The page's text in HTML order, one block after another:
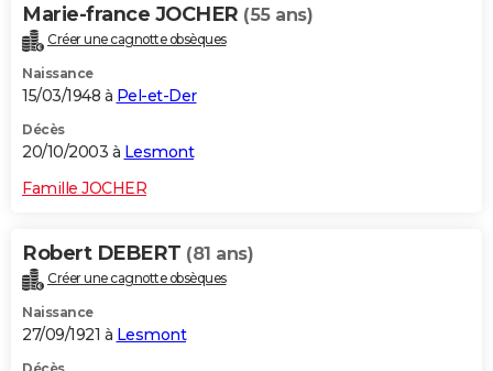
Marie-france JOCHER (55 ans)
Créer une cagnotte obsèques
Naissance
15/03/1948 à Pel-et-Der
Décès
20/10/2003 à Lesmont
Famille JOCHER
Robert DEBERT (81 ans)
Créer une cagnotte obsèques
Naissance
27/09/1921 à Lesmont
Décès